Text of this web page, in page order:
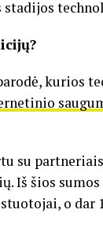
kurios
su
šios sumos
o